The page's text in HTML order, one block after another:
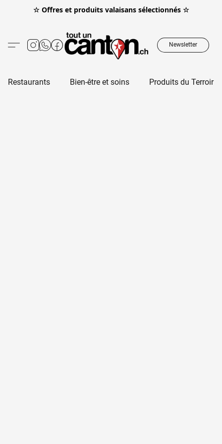
☆ Offres et produits valaisans sélectionnés ☆
Newsletter
Restaurants Bien-être et soins Produits du Terroir